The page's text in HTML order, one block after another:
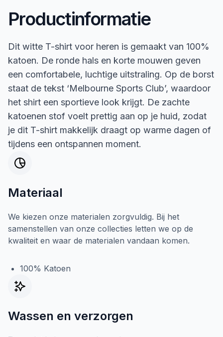
Productinformatie
Dit witte T-shirt voor heren is gemaakt van 100%
katoen. De ronde hals en korte mouwen geven
een comfortabele, luchtige uitstraling. Op de borst
staat de tekst ‘Melbourne Sports Club’, waardoor
het shirt een sportieve look krijgt. De zachte
katoenen stof voelt prettig aan op je huid, zodat
je dit T-shirt makkelijk draagt op warme dagen of
tijdens een ontspannen moment.
Materiaal
We kiezen onze materialen zorgvuldig. Bij het
samenstellen van onze collecties letten we op de
kwaliteit en waar de materialen vandaan komen.
100% Katoen
Wassen en verzorgen